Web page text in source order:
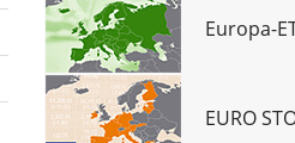
Europa-
EURO